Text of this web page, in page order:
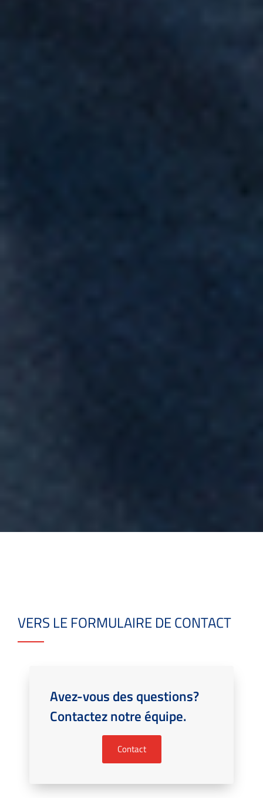
VERS LE FORMULAIRE DE CONTACT
Avez-vous des questions?
Contactez notre équipe.
Contact